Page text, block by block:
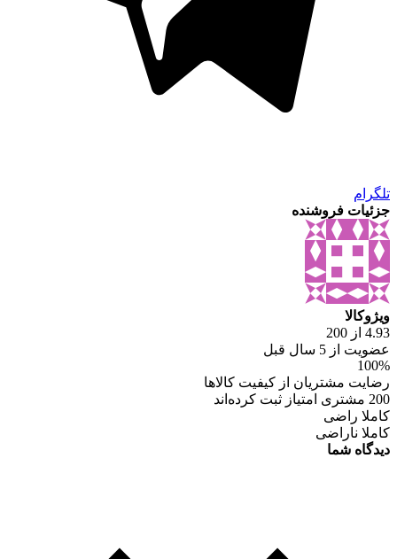
تلگرام
جزئیات فروشنده
ویژوکالا
4.93 از 200
عضویت از 5 سال قبل
100%
رضایت مشتریان از کیفیت کالاها
200 مشتری امتیاز ثبت کرده‌اند
کاملا راضی
کاملا ناراضی
دیدگاه شما